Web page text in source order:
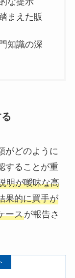
まえた販
知識の深
がどのように
することが重
明が曖昧な高
果的に買手が
ースが報告さ